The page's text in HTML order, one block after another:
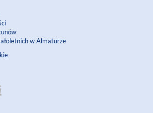
w Almaturze